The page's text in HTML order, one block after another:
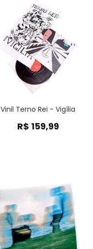
Vinil Terno Rei - Vigília
R$ 159,99